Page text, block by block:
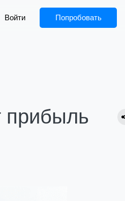
Войти Попробовать
прибыль